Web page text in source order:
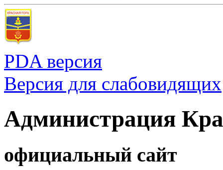
PDA версия
Версия для слабовидящих
Администрация
официальный сайт